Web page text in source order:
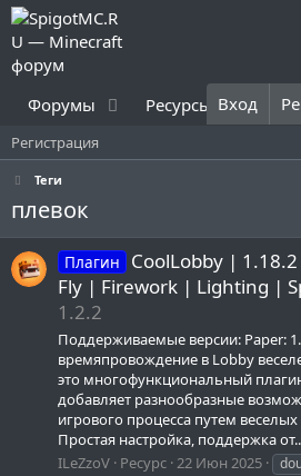
Форумы Ресурсы Вход
Регистрация
Теги
плевок
Плагин
CoolLobby |
Fly | Firework | Lighting |
1.2.2
Поддерживаемые версии: Paper:
времяпровождение в Lobby
это многофункциональный
добавляет разнообразные
игрового процесса путем
Простая настройка, поддержка
ILeZzoV Ресурс 22 Июн 2025